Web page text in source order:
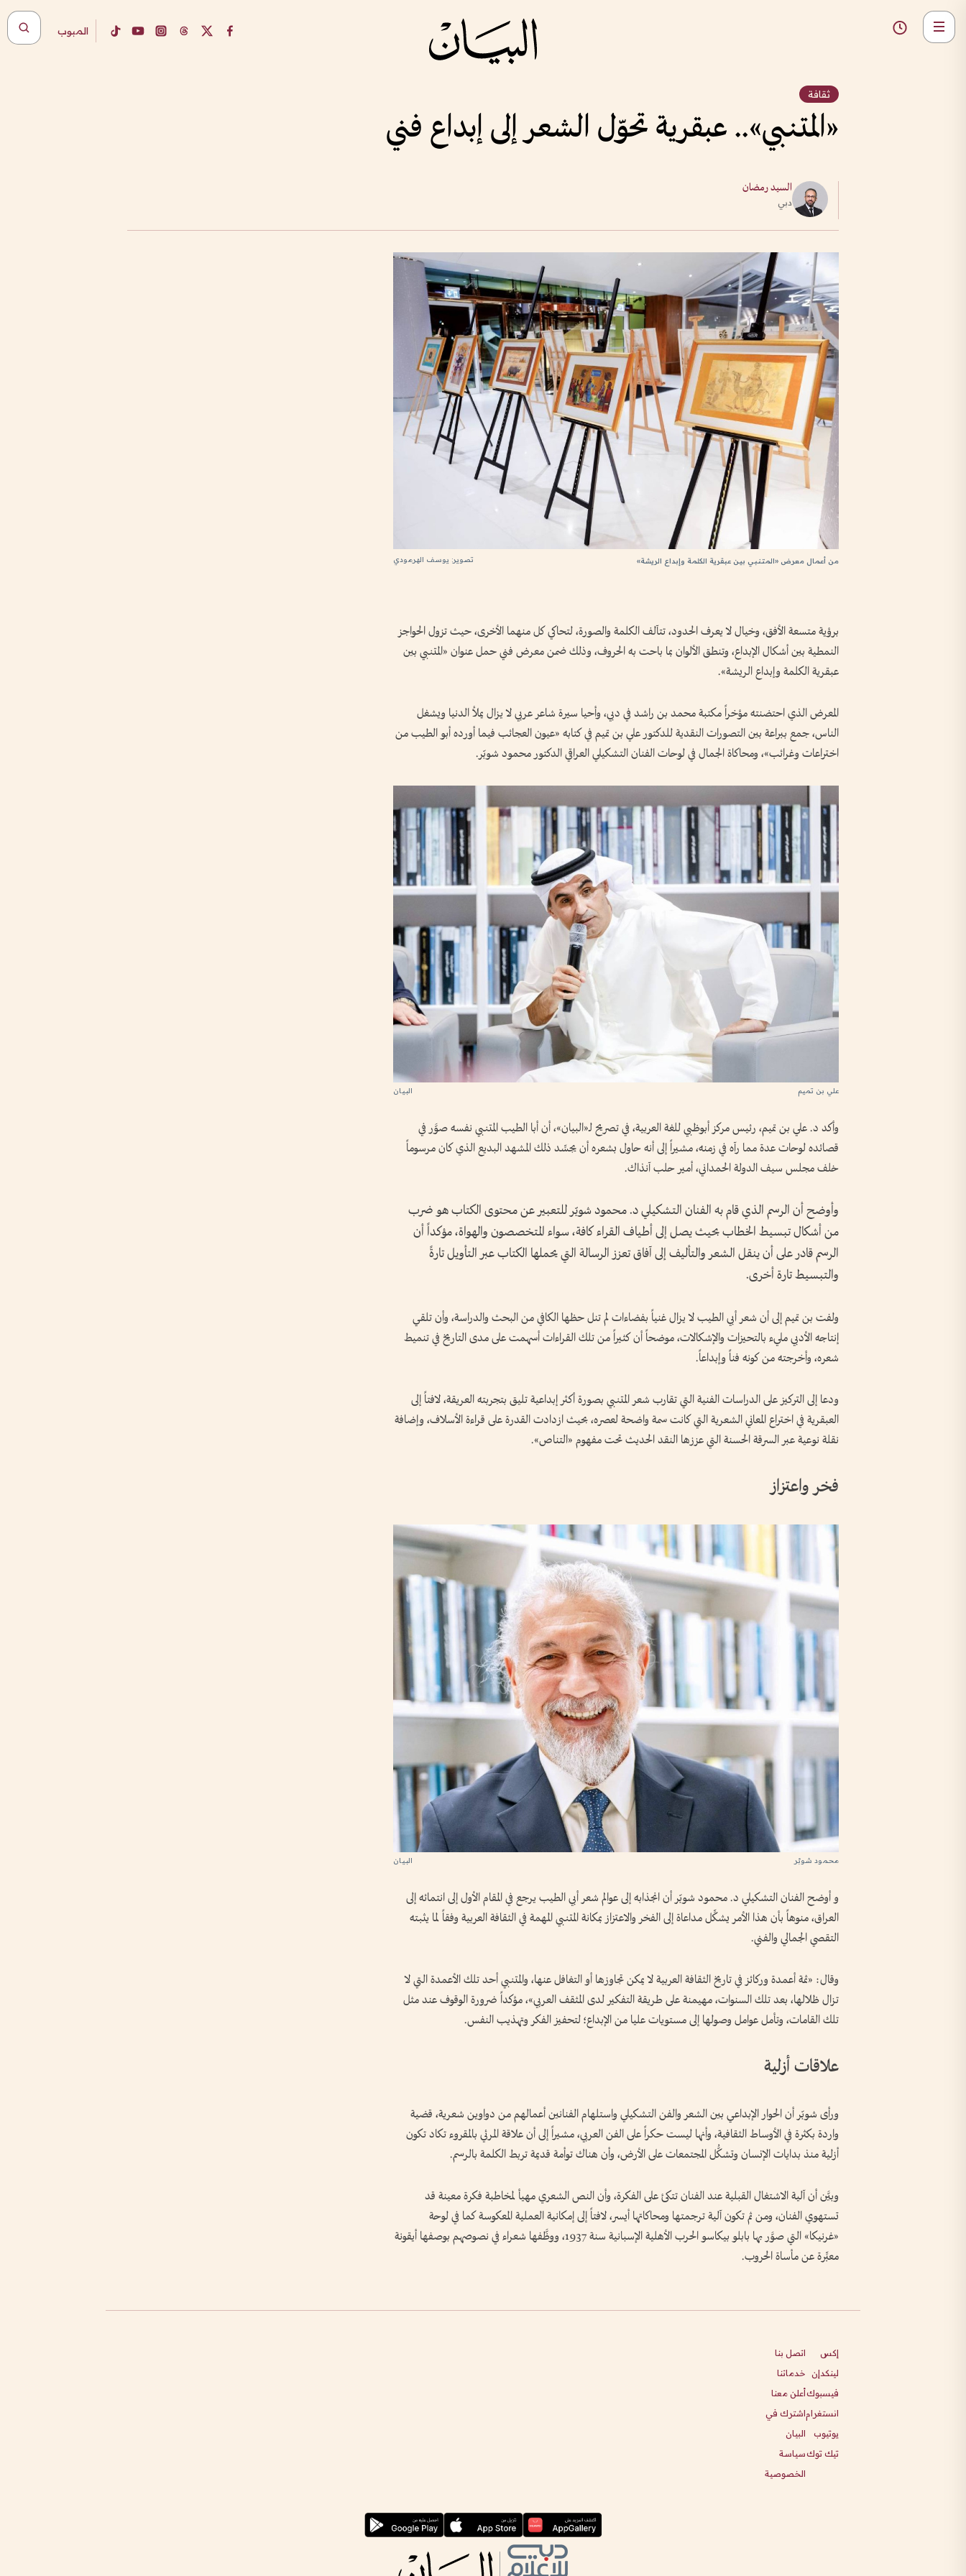
المبوب
ثقافة
«المتنبي».. عبقرية تحوّل الشعر إلى إبداع فني
السيد رمضان
دبي
تصوير: يوسف الهرمودي من أعمال معرض «المتنبي بين عبقرية الكلمة وإبداع الريشة»
برؤية متسعة الأفق، وخيال لا يعرف الحدود، تتآلف الكلمة والصورة، لتحاكي كل منهما الأخرى، حيث تزول الحواجز
النمطية بين أشكال الإبداع، وتنطق الألوان بما باحت به الحروف، وذلك ضمن معرض فني حمل عنوان «المتنبي بين
عبقرية الكلمة وإبداع الريشة».
المعرض الذي احتضنته مؤخراً مكتبة محمد بن راشد في دبي، وأحيا سيرة شاعر عربي لا يزال يملأ الدنيا ويشغل
الناس، جمع ببراعة بين التصورات النقدية للدكتور علي بن تميم في كتابه «عيون العجائب فيما أورده أبو الطيب من
اختراعات وغرائب»، ومحاكاة الجمال في لوحات الفنان التشكيلي العراقي الدكتور محمود شوبّر.
علي بن تميم
وأكد د. علي بن تميم، رئيس مركز أبوظبي للغة العربية، في تصريح لـ«البيان»، أن أبا الطيب المتنبي نفسه صوَّر في
قصائده لوحات عدة مما رآه في زمنه، مشيراً إلى أنه حاول بشعره أن يجسِّد ذلك المشهد البديع الذي كان مرسوماً
خلف مجلس سيف الدولة الحمداني، أمير حلب آنذاك.
وأوضح أن الرسم الذي قام به الفنان التشكيلي د. محمود شوبّر للتعبير عن محتوى الكتاب هو ضرب
من أشكال تبسيط الخطاب بحيث يصل إلى أطياف القراء كافة، سواء المتخصصون والهواة، مؤكداً أن
الرسم قادر على أن ينقل الشعر والتأليف إلى آفاق تعزز الرسالة التي يحملها الكتاب عبر التأويل تارةً
والتبسيط تارة أخرى.
ولفت بن تميم إلى أن شعر أبي الطيب لا يزال غنياً بفضاءات لم تنل حظها الكافي من البحث والدراسة، وأن تلقي
إنتاجه الأدبي مليء بالتحيزات والإشكالات، موضحاً أن كثيراً من تلك القراءات أسهمت على مدى التاريخ في تنميط
شعره، وأخرجته من كونه فناً وإبداعاً.
ودعا إلى التركيز على الدراسات الفنية التي تقارب شعر المتنبي بصورة أكثر إبداعية تليق بتجربته العريقة، لافتاً إلى
العبقرية في اختراع المعاني الشعرية التي كانت سمة واضحة لعصره، بحيث ازدادت القدرة على قراءة الأسلاف، وإضافة
نقلة نوعية عبر السرقة الحسنة التي عززها النقد الحديث تحت مفهوم «التناص».
فخر واعتزاز
محمود شوبّر
و أوضح الفنان التشكيلي د. محمود شوبّر أن انجذابه إلى عوالم شعر أبي الطيب يرجع في المقام الأول إلى انتمائه إلى
العراق، منوهاً بأن هذا الأمر يشكِّل مداعاة إلى الفخر والاعتزاز بمكانة المتنبي المهمة في الثقافة العربية وفقاً لما يثبته
التقصي الجمالي والفني.
وقال: «ثمة أعمدة وركائز في تاريخ الثقافة العربية لا يمكن تجاوزها أو التغافل عنها، والمتنبي أحد تلك الأعمدة التي لا
تزال ظلالها، بعد تلك السنوات، مهيمنة على طريقة التفكير لدى المثقف العربي»، مؤكداً ضرورة الوقوف عند مثل
تلك القامات، وتأمل عوامل وصولها إلى مستويات عليا من الإبداع؛ لتحفيز الفكر وتهذيب النفس.
علاقات أزلية
ورأى شوبّر أن الحوار الإبداعي بين الشعر والفن التشكيلي واستلهام الفنانين أعمالهم من دواوين شعرية، قضية
واردة بكثرة في الأوساط الثقافية، وأنها ليست حكراً على الفن العربي، مشيراً إلى أن علاقة المرئي بالمقروء تكاد تكون
أزلية منذ بدايات الإنسان وتشكُّل المجتمعات على الأرض، وأن هناك توأمة قديمة تربط الكلمة بالرسم.
وبيَّن أن آلية الاشتغال القبلية عند الفنان تتكئ على الفكرة، وأن النص الشعري مهيأ لمخاطبة فكرة معينة قد
تستهوي الفنان، ومن ثم تكون آلية ترجمتها ومحاكاتها أيسر، لافتاً إلى إمكانية العملية المعكوسة كما في لوحة
«غرنيكا» التي صوَّر بها بابلو بيكاسو الحرب الأهلية الإسبانية سنة 1937، ووظَّفها شعراء في نصوصهم بوصفها أيقونة
معبِّرة عن مأساة الحروب.
إكس
لينكدإن
فيسبوك
انستغرام
يوتيوب
تيك توك
اتصل بنا
خدماتنا
أعلن معنا
اشترك في
البيان
سياسة
الخصوصية